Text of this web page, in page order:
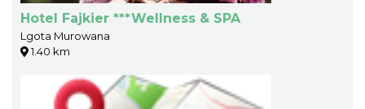
Hotel Fajkier ***Wellness & SPA
Lgota Murowana
1.40 km